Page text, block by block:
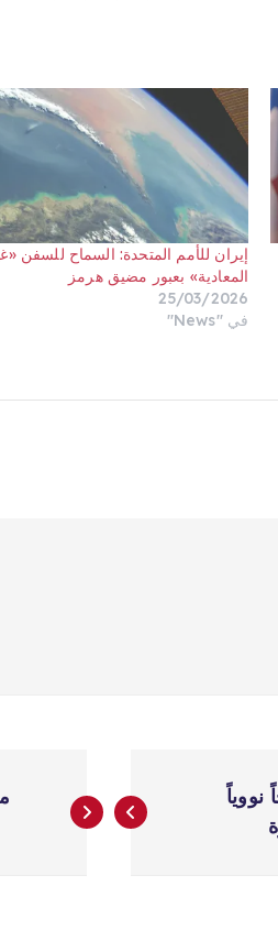
إيران للأمم المتحدة: السماح للسفن
المعادية» بعبور مضيق هرمز
25/03/2026
في "News"